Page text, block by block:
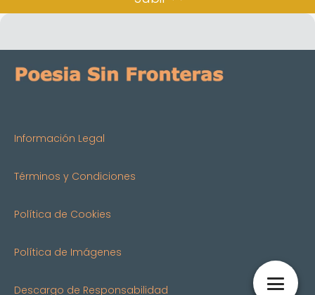
Información Legal
Términos y Condiciones
Política de Cookies
Política de Imágenes
Descargo de Responsabilidad